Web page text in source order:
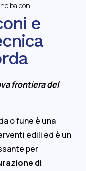
balconi
e
frontiera del
o fune è una
edili ed è un
per
di